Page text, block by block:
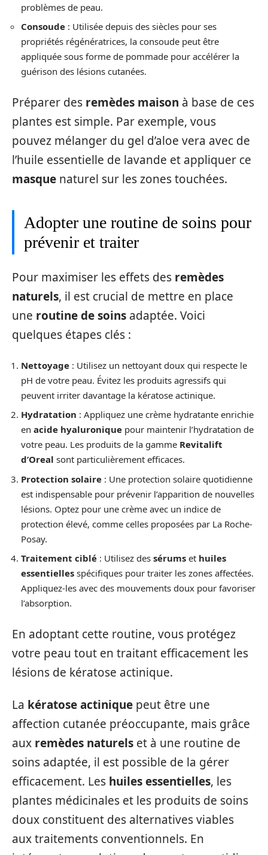
problèmes de peau.
Consoude : Utilisée depuis des siècles pour ses
propriétés régénératrices, la consoude peut être
appliquée sous forme de pommade pour accélérer la
guérison des lésions cutanées.
Préparer des remèdes maison à base de ces
plantes est simple. Par exemple, vous
pouvez mélanger du gel d’aloe vera avec de
l’huile essentielle de lavande et appliquer ce
masque naturel sur les zones touchées.
Adopter une routine de soins pour
prévenir et traiter
Pour maximiser les effets des remèdes
naturels, il est crucial de mettre en place
une routine de soins adaptée. Voici
quelques étapes clés :
Nettoyage : Utilisez un nettoyant doux qui respecte le
pH de votre peau. Évitez les produits agressifs qui
peuvent irriter davantage la kératose actinique.
Hydratation : Appliquez une crème hydratante enrichie
en acide hyaluronique pour maintenir l’hydratation de
votre peau. Les produits de la gamme Revitalift
d’Oreal sont particulièrement efficaces.
Protection solaire : Une protection solaire quotidienne
est indispensable pour prévenir l’apparition de nouvelles
lésions. Optez pour une crème avec un indice de
protection élevé, comme celles proposées par La Roche-
Posay.
Traitement ciblé : Utilisez des sérums et huiles
essentielles spécifiques pour traiter les zones affectées.
Appliquez-les avec des mouvements doux pour favoriser
l’absorption.
En adoptant cette routine, vous protégez
votre peau tout en traitant efficacement les
lésions de kératose actinique.
La kératose actinique peut être une
affection cutanée préoccupante, mais grâce
aux remèdes naturels et à une routine de
soins adaptée, il est possible de la gérer
efficacement. Les huiles essentielles, les
plantes médicinales et les produits de soins
doux constituent des alternatives viables
aux traitements conventionnels. En